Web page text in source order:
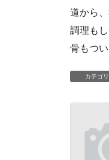
道から
調理も
骨もつ
カテゴ